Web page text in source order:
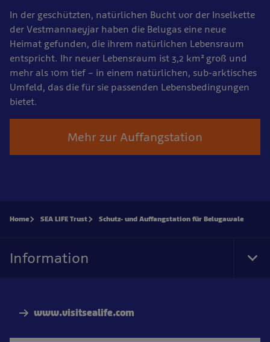
In der geschützten, natürlichen Bucht vor der Inselkette
der Vestmannaeyjar haben die Belugas eine neue
Heimat gefunden, die ihrem natürlichen Lebensraum
entspricht. Ihr neuer Lebensraum ist 3,2 km² groß und
mehr als 10m tief – in einem natürlichen, sub-arktisches
Umfeld, das die für sie passenden Lebensbedingungen
bietet.
Mehr zur Auffangstation
www.visitsealife.com
Home SEA LIFE Trust Schutz- und Auffangstation für Belugawale
Information